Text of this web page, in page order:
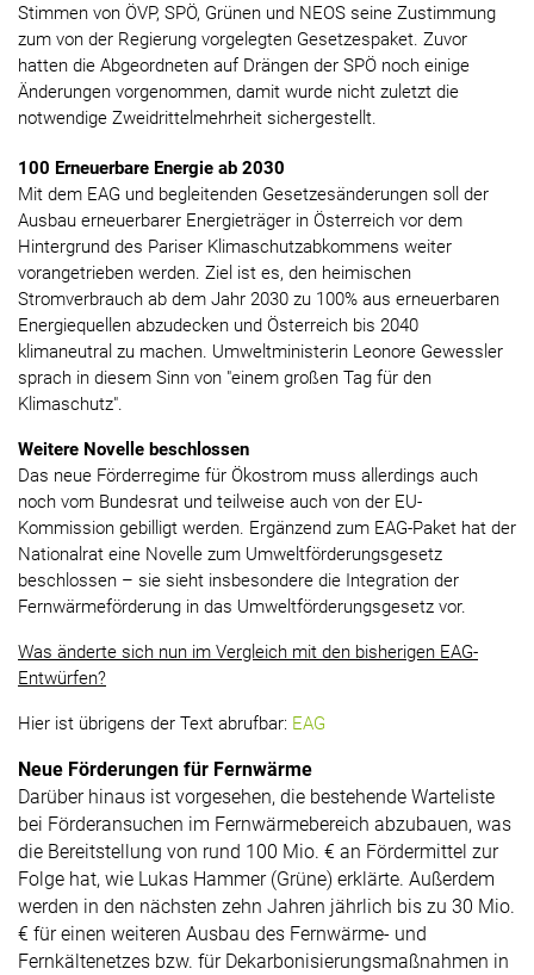
Stimmen von ÖVP, SPÖ, Grünen und NEOS seine Zustimmung
zum von der Regierung vorgelegten Gesetzespaket. Zuvor
hatten die Abgeordneten auf Drängen der SPÖ noch einige
Änderungen vorgenommen, damit wurde nicht zuletzt die
notwendige Zweidrittelmehrheit sichergestellt.
100 Erneuerbare Energie ab 2030
Mit dem EAG und begleitenden Gesetzesänderungen soll der
Ausbau erneuerbarer Energieträger in Österreich vor dem
Hintergrund des Pariser Klimaschutzabkommens weiter
vorangetrieben werden. Ziel ist es, den heimischen
Stromverbrauch ab dem Jahr 2030 zu 100% aus erneuerbaren
Energiequellen abzudecken und Österreich bis 2040
klimaneutral zu machen. Umweltministerin Leonore Gewessler
sprach in diesem Sinn von "einem großen Tag für den
Klimaschutz".
Weitere Novelle beschlossen
Das neue Förderregime für Ökostrom muss allerdings auch
noch vom Bundesrat und teilweise auch von der EU-
Kommission gebilligt werden. Ergänzend zum EAG-Paket hat der
Nationalrat eine Novelle zum Umweltförderungsgesetz
beschlossen – sie sieht insbesondere die Integration der
Fernwärmeförderung in das Umweltförderungsgesetz vor.
Was änderte sich nun im Vergleich mit den bisherigen EAG-
Entwürfen?
Hier ist übrigens der Text abrufbar: EAG
Neue Förderungen für Fernwärme
Darüber hinaus ist vorgesehen, die bestehende Warteliste
bei Förderansuchen im Fernwärmebereich abzubauen, was
die Bereitstellung von rund 100 Mio. € an Fördermittel zur
Folge hat, wie Lukas Hammer (Grüne) erklärte. Außerdem
werden in den nächsten zehn Jahren jährlich bis zu 30 Mio.
€ für einen weiteren Ausbau des Fernwärme- und
Fernkältenetzes bzw. für Dekarbonisierungsmaßnahmen in